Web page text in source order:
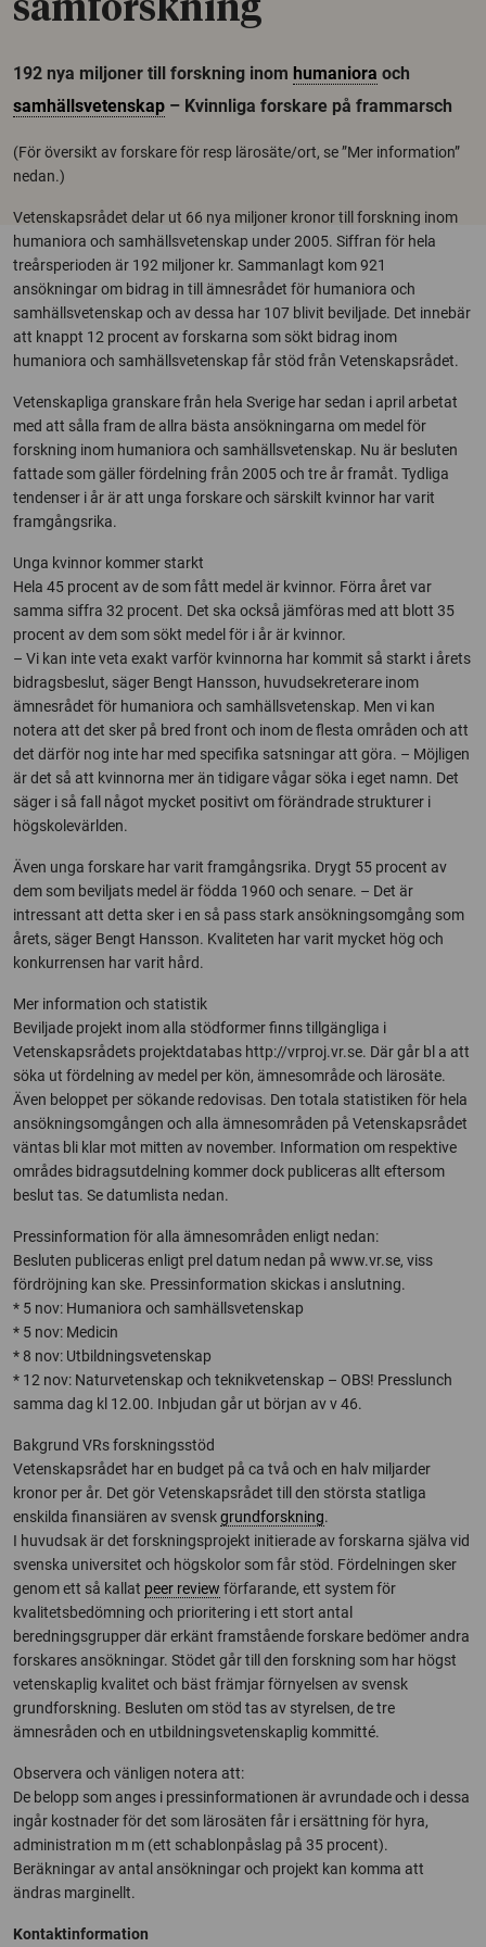
samforskning
192 nya miljoner till forskning inom humaniora och
samhällsvetenskap – Kvinnliga forskare på frammarsch
(För översikt av forskare för resp lärosäte/ort, se ”Mer information”
nedan.)
Vetenskapsrådet delar ut 66 nya miljoner kronor till forskning inom
humaniora och samhällsvetenskap under 2005. Siffran för hela
treårsperioden är 192 miljoner kr. Sammanlagt kom 921
ansökningar om bidrag in till ämnesrådet för humaniora och
samhällsvetenskap och av dessa har 107 blivit beviljade. Det innebär
att knappt 12 procent av forskarna som sökt bidrag inom
humaniora och samhällsvetenskap får stöd från Vetenskapsrådet.
Vetenskapliga granskare från hela Sverige har sedan i april arbetat
med att sålla fram de allra bästa ansökningarna om medel för
forskning inom humaniora och samhällsvetenskap. Nu är besluten
fattade som gäller fördelning från 2005 och tre år framåt. Tydliga
tendenser i år är att unga forskare och särskilt kvinnor har varit
framgångsrika.
Unga kvinnor kommer starkt
Hela 45 procent av de som fått medel är kvinnor. Förra året var
samma siffra 32 procent. Det ska också jämföras med att blott 35
procent av dem som sökt medel för i år är kvinnor.
– Vi kan inte veta exakt varför kvinnorna har kommit så starkt i årets
bidragsbeslut, säger Bengt Hansson, huvudsekreterare inom
ämnesrådet för humaniora och samhällsvetenskap. Men vi kan
notera att det sker på bred front och inom de flesta områden och att
det därför nog inte har med specifika satsningar att göra. – Möjligen
är det så att kvinnorna mer än tidigare vågar söka i eget namn. Det
säger i så fall något mycket positivt om förändrade strukturer i
högskolevärlden.
Även unga forskare har varit framgångsrika. Drygt 55 procent av
dem som beviljats medel är födda 1960 och senare. – Det är
intressant att detta sker i en så pass stark ansökningsomgång som
årets, säger Bengt Hansson. Kvaliteten har varit mycket hög och
konkurrensen har varit hård.
Mer information och statistik
Beviljade projekt inom alla stödformer finns tillgängliga i
Vetenskapsrådets projektdatabas http://vrproj.vr.se. Där går bl a att
söka ut fördelning av medel per kön, ämnesområde och lärosäte.
Även beloppet per sökande redovisas. Den totala statistiken för hela
ansökningsomgången och alla ämnesområden på Vetenskapsrådet
väntas bli klar mot mitten av november. Information om respektive
områdes bidragsutdelning kommer dock publiceras allt eftersom
beslut tas. Se datumlista nedan.
Pressinformation för alla ämnesområden enligt nedan:
Besluten publiceras enligt prel datum nedan på www.vr.se, viss
fördröjning kan ske. Pressinformation skickas i anslutning.
* 5 nov: Humaniora och samhällsvetenskap
* 5 nov: Medicin
* 8 nov: Utbildningsvetenskap
* 12 nov: Naturvetenskap och teknikvetenskap – OBS! Presslunch
samma dag kl 12.00. Inbjudan går ut början av v 46.
Bakgrund VRs forskningsstöd
Vetenskapsrådet har en budget på ca två och en halv miljarder
kronor per år. Det gör Vetenskapsrådet till den största statliga
enskilda finansiären av svenskgrundforskning.
I huvudsak är det forskningsprojekt initierade av forskarna själva vid
svenska universitet och högskolor som får stöd. Fördelningen sker
genom ett så kallat peer review förfarande, ett system för
kvalitetsbedömning och prioritering i ett stort antal
beredningsgrupper där erkänt framstående forskare bedömer andra
forskares ansökningar. Stödet går till den forskning som har högst
vetenskaplig kvalitet och bäst främjar förnyelsen av svensk
grundforskning. Besluten om stöd tas av styrelsen, de tre
ämnesråden och en utbildningsvetenskaplig kommitté.
Observera och vänligen notera att:
De belopp som anges i pressinformationen är avrundade och i dessa
ingår kostnader för det som lärosäten får i ersättning för hyra,
administration m m (ett schablonpåslag på 35 procent).
Beräkningar av antal ansökningar och projekt kan komma att
ändras marginellt.
Kontaktinformation